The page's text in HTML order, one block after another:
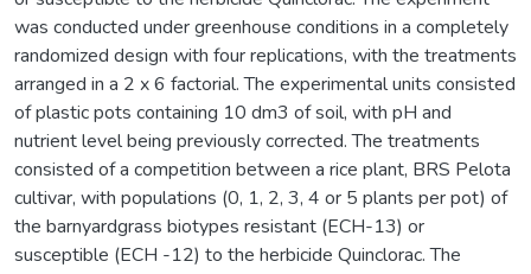
was conducted under greenhouse conditions in a completely
randomized design with four replications, with the treatments
arranged in a 2 x 6 factorial. The experimental units consisted
of plastic pots containing 10 dm3 of soil, with pH and
nutrient level being previously corrected. The treatments
consisted of a competition between a rice plant, BRS Pelota
cultivar, with populations (0, 1, 2, 3, 4 or 5 plants per pot) of
the barnyardgrass biotypes resistant (ECH-13) or
susceptible (ECH -12) to the herbicide Quinclorac. The